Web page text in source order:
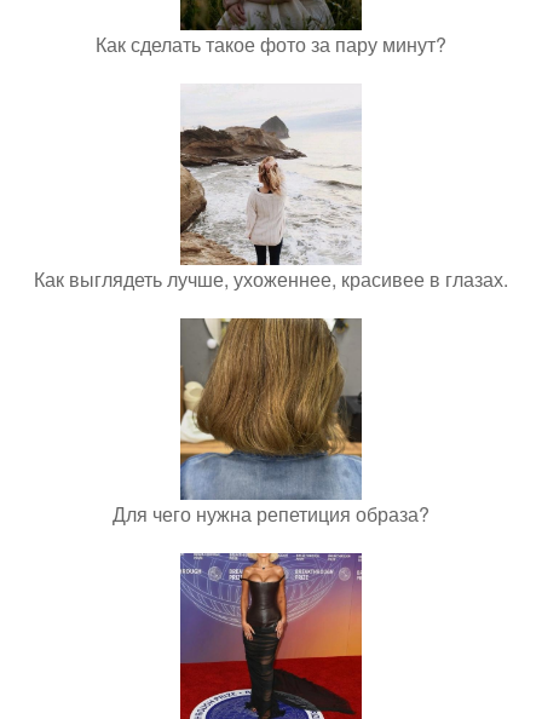
Как сделать такое фото за пару минут?
Как выглядеть лучше, ухоженнее, красивее в глазах.
Для чего нужна репетиция образа?